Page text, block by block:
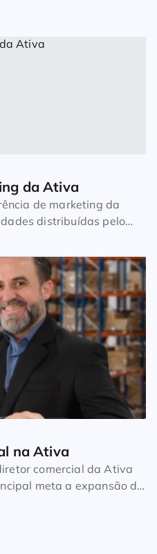
da Ativa
de marketing da
distribuídas pelo
de 30 anos de
das minhas prioridades
à elaboração de
junto aos
comenta. Até 2021, o
na Ativa
comercial da Ativa
meta a expansão de
Região Sul do país. “A